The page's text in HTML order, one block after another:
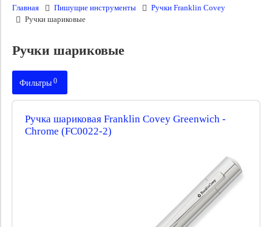
Главная Пишущие инструменты
Ручки Franklin Covey
Ручки шариковые
Ручки шариковые
Фильтры 0
Пишущая система:
Ручка шариковая Franklin Covey Greenwich -
Chrome (FC0022-2)